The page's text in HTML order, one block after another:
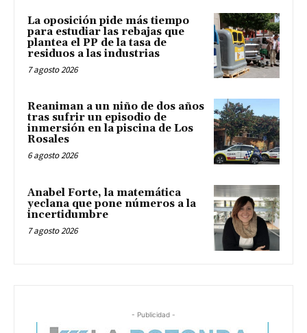
La oposición pide más tiempo
para estudiar las rebajas que
plantea el PP de la tasa de
residuos a las industrias
7 agosto 2026
Reaniman a un niño de dos años
tras sufrir un episodio de
inmersión en la piscina de Los
Rosales
6 agosto 2026
Anabel Forte, la matemática
yeclana que pone números a la
incertidumbre
7 agosto 2026
- Publicidad -